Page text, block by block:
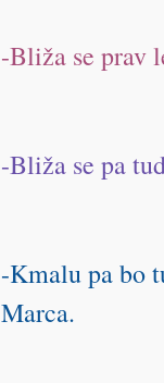
-Bliža se prav
-Bliža se pa
-Kmalu pa bo
Marca.